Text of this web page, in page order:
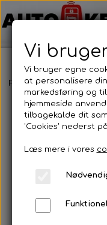
Forside Bilnøgler
Vi
Vi bruger egne
at personalisere
markedsføring og
hjemmeside
tilbagekalde dit
'Cookies' nederst
Læs mere i vores